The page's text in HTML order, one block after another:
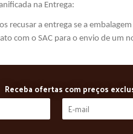
na Entrega:
recusar a entrega se a
com o SAC para o envio de um
Receba ofertas com preços